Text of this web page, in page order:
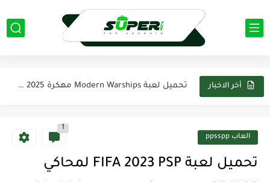
أخر الاخبار
تحميل لعبة بيس 2025 PES على محاكي PPSSPP تعليق عربي...
تحميل لعبة Modern Warships مهكرة 2025 من ميديافاير آخر اصدار...
تحميل لعبة ناروتو ستورم Naruto Storm 4 PSP لمحاكي PPSSPP... العاب ppsspp
1
تحميل لعبة FIFA 2023 PSP لمحاكي